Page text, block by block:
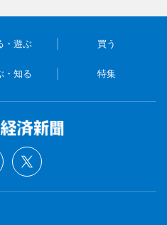
・遊ぶ 買う
・知る 特集